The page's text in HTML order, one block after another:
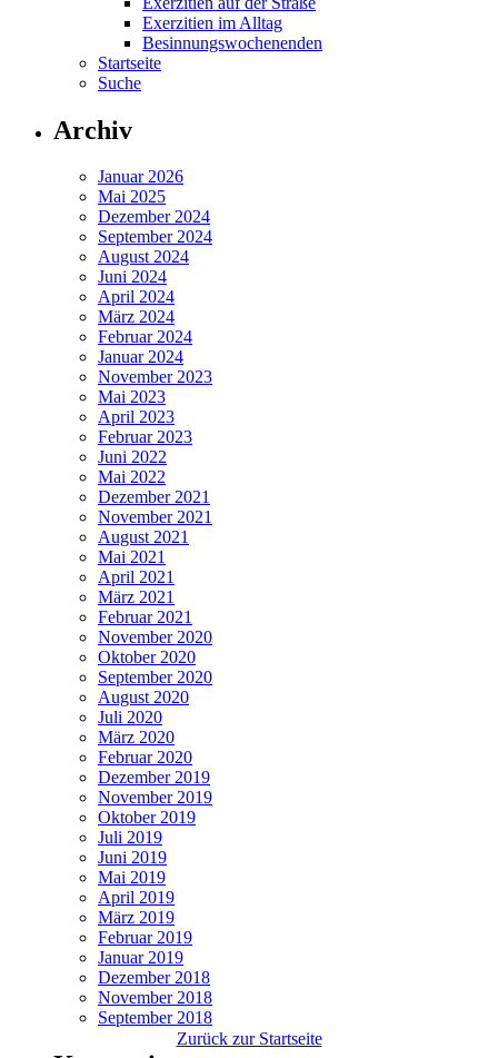
Exerzitien im Alltag
Besinnungswochenenden
Startseite
Suche
Archiv
Januar 2026
Mai 2025
Dezember 2024
September 2024
August 2024
Juni 2024
April 2024
März 2024
Februar 2024
Januar 2024
November 2023
Mai 2023
April 2023
Februar 2023
Juni 2022
Mai 2022
Dezember 2021
November 2021
August 2021
Mai 2021
April 2021
März 2021
Februar 2021
November 2020
Oktober 2020
September 2020
August 2020
Juli 2020
März 2020
Februar 2020
Dezember 2019
November 2019
Oktober 2019
Juli 2019
Juni 2019
Mai 2019
April 2019
März 2019
Februar 2019
Januar 2019
Dezember 2018
November 2018
September 2018
Zurück zur Startseite